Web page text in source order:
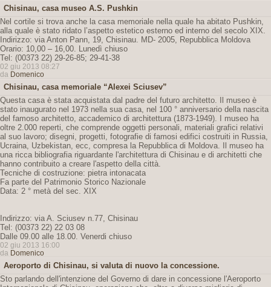
Chisinau, casa museo A.S. Pushkin
Nel cortile si trova anche la casa memoriale nella quale ha abitato Pushkin,
alla quale è stato ridato l’aspetto estetico esterno ed interno del secolo XIX.
Indirizzo: via Anton Pann, 19, Chisinau. MD- 2005, Repubblica Moldova
Orario: 10,00 – 16,00. Lunedì chiuso
Tel: (00373 22) 29-26-85; 29-41-38
02 giu 2013 08:27
da Domenico
Chisinau, casa memoriale “Alexei Sciusev”
Questa casa è stata acquistata dal padre del futuro architetto. Il museo è
stato inaugurato nel 1973 nella sua casa, nel 100 ° anniversario della nascita
del famoso architetto, accademico di architettura (1873-1949). I museo ha
oltre 2.000 reperti, che comprende oggetti personali, materiali grafici relativi
al suo lavoro; disegni, progetti, fotografie di famosi edifici costruiti in Russia,
Ucraina, Uzbekistan, ecc, compresa la Repubblica di Moldova. Il museo ha
una ricca bibliografia riguardante l'architettura di Chisinau e di architetti che
hanno contribuito a creare l'aspetto della città.
Tecniche di costruzione: pietra intonacata
Fa parte del Patrimonio Storico Nazionale
Data: 2 ° metà del sec. XIX
Indirizzo: via A. Sciusev n.77, Chisinau
Tel: (00373 22) 22 03 08
Dalle 09.00 alle 18.00. Venerdi chiuso
02 giu 2013 16:00
da Domenico
Aeroporto di Chisinau, si valuta di nuovo la concessione.
Sto parlando dell'intenzione del Governo di dare in concessione l'Aeroporto